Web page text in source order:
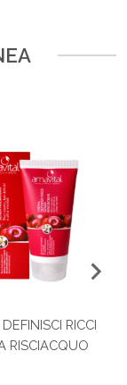
RICCI
RISCIACQUO